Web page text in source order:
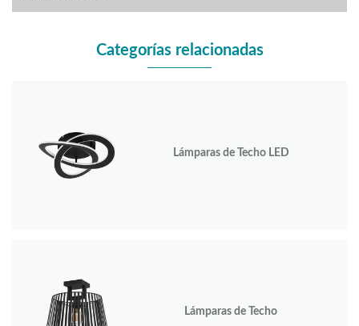
Categorías relacionadas
Lámparas de Techo LED
Lámparas de Techo